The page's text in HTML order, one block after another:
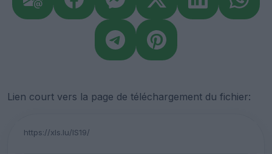
Lien court vers la page de téléchargement du fichier: